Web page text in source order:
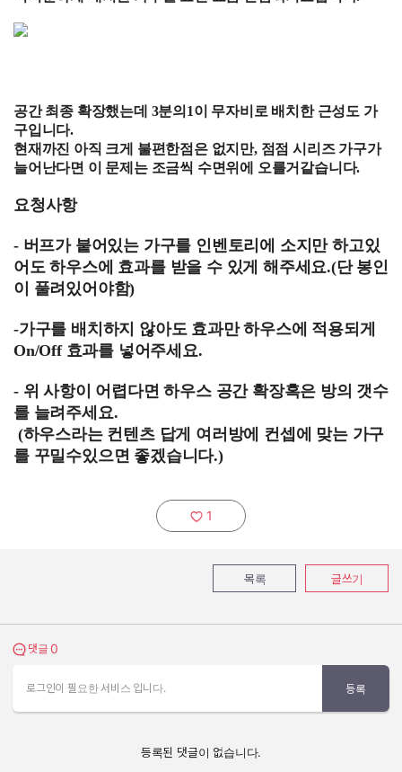
공간 최종 확장했는데 3분의1이 무자비로 배치한 근성도 가
구입니다.
현재까진 아직 크게 불편한점은 없지만, 점점 시리즈 가구가
늘어난다면 이 문제는 조금씩 수면위에 오를거같습니다.
요청사항
- 버프가 붙어있는 가구를 인벤토리에 소지만 하고있
어도 하우스에 효과를 받을 수 있게 해주세요.(단 봉인
이 풀려있어야함)
-가구를 배치하지 않아도 효과만 하우스에 적용되게
On/Off 효과를 넣어주세요.
- 위 사항이 어렵다면 하우스 공간 확장혹은 방의 갯수
를 늘려주세요.
(하우스라는 컨텐츠 답게 여러방에 컨셉에 맞는 가구
를 꾸밀수있으면 좋겠습니다.)
추천하기:
1
목록 글쓰기
댓글 보기
댓글 0
로그인이 필요한 서비스 입니다. 등록
등록된 댓글이 없습니다.